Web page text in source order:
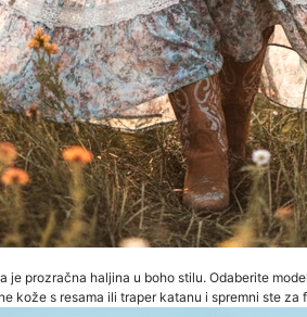
je prozračna haljina u boho stilu. Odaberite
kože s resama ili traper katanu i spremni ste za